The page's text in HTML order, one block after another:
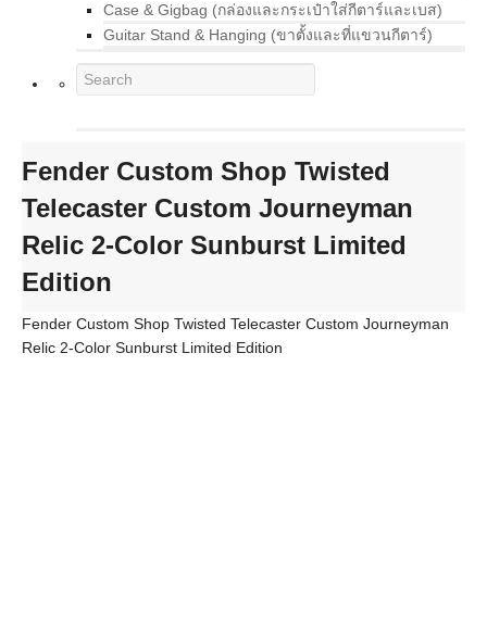
Case & Gigbag (กล่องและกระเป๋าใส่กีตาร์และเบส)
Guitar Stand & Hanging (ขาตั้งและที่แขวนกีตาร์)
Fender Custom Shop Twisted
Telecaster Custom Journeyman
Relic 2-Color Sunburst Limited
Edition
Fender Custom Shop Twisted Telecaster Custom Journeyman
Relic 2-Color Sunburst Limited Edition